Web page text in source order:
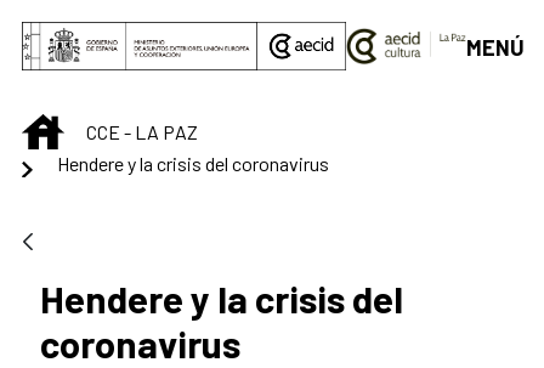
Saltar al contenido principal
MENÚ
INICIOCCE - LA PAZ
Hendere y la crisis del coronavirus
Hendere y la crisis del
coronavirus